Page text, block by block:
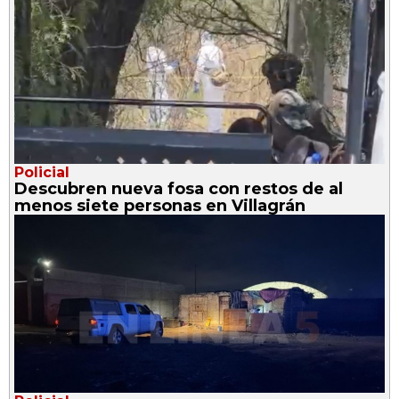
Policial
Descubren nueva fosa con restos de al
menos siete personas en Villagrán